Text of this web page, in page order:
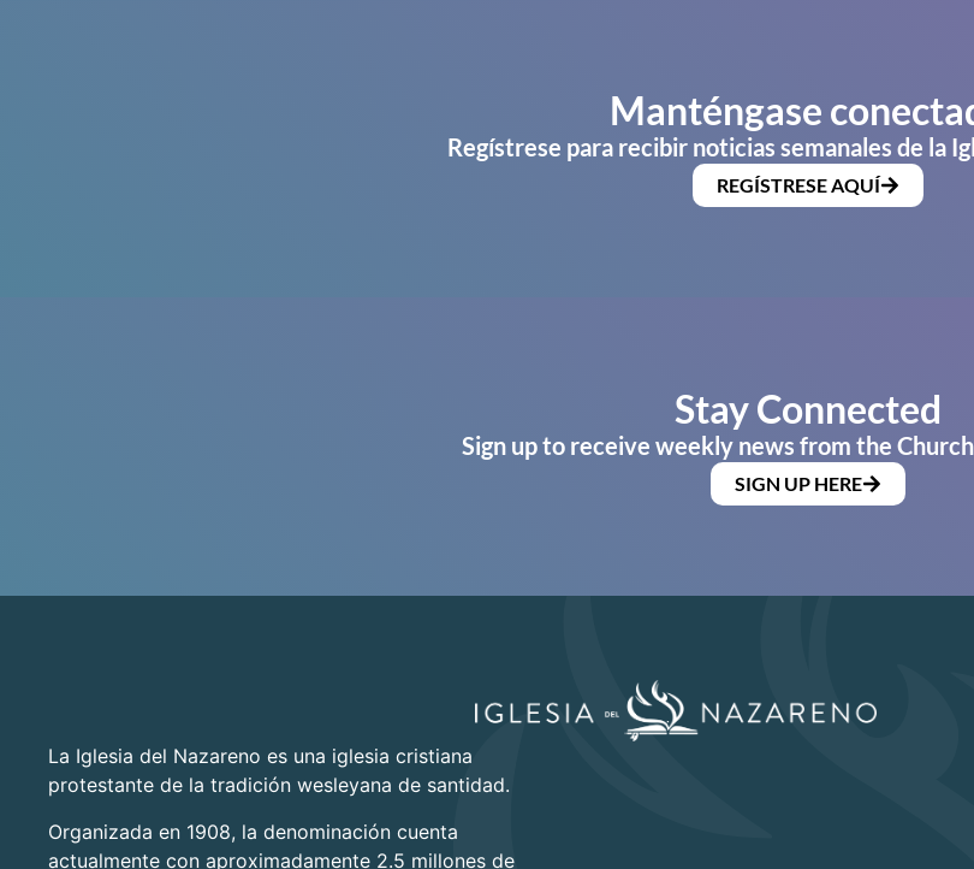
Manténgase
Regístrese para recibir noticias semanales de la
REGÍSTRESE AQUÍ
Stay Connected
Sign up to receive weekly news from the
SIGN UP HERE
La Iglesia del Nazareno es una iglesia cristiana
protestante de la tradición wesleyana de santidad.
Organizada en 1908, la denominación cuenta
actualmente con aproximadamente 2.5 millones de